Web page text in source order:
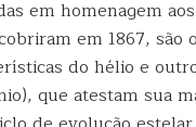
em homenagem
em 1867, são
do hélio e
que atestam sua